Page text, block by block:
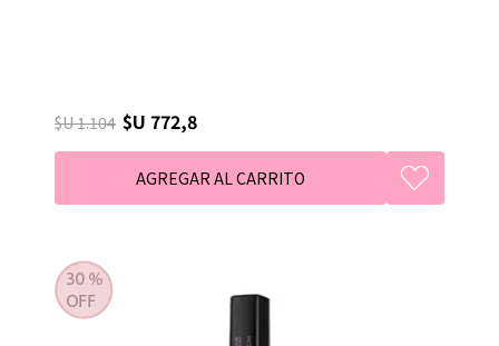
$U 1.104 $U 772,8